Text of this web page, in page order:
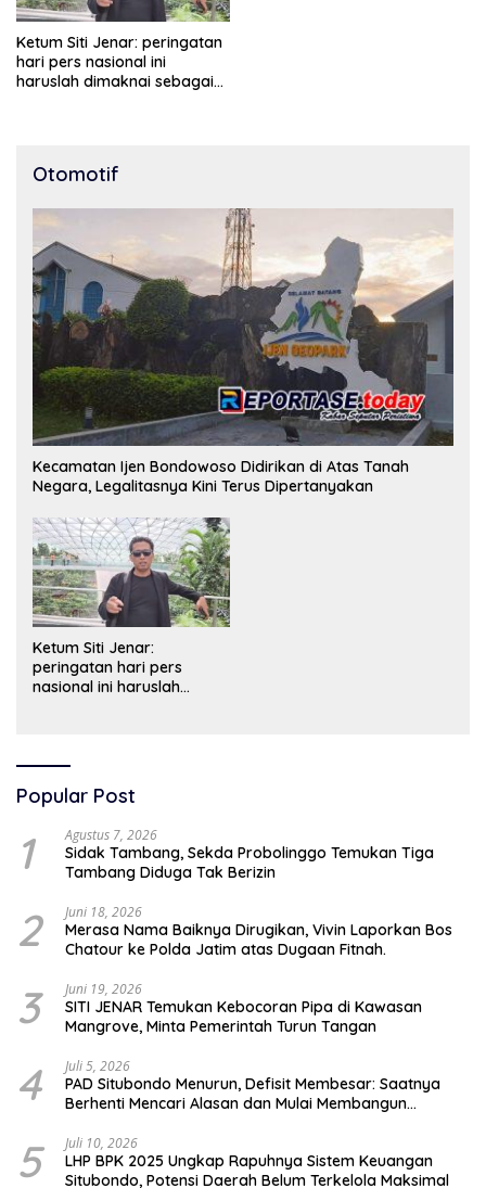
Ketum Siti Jenar: peringatan
hari pers nasional ini
haruslah dimaknai sebagai
Indonesia.
Otomotif
Kecamatan Ijen Bondowoso Didirikan di Atas Tanah
Negara, Legalitasnya Kini Terus Dipertanyakan
Ketum Siti Jenar:
peringatan hari pers
nasional ini haruslah
bangsa dan menjaga
demokrasi Indonesia.
Popular Post
1 Agustus 7, 2026
Sidak Tambang, Sekda Probolinggo Temukan Tiga
Tambang Diduga Tak Berizin
2 Juni 18, 2026
Merasa Nama Baiknya Dirugikan, Vivin Laporkan Bos
Chatour ke Polda Jatim atas Dugaan Fitnah.
3 Juni 19, 2026
SITI JENAR Temukan Kebocoran Pipa di Kawasan
Mangrove, Minta Pemerintah Turun Tangan
4 Juli 5, 2026
PAD Situbondo Menurun, Defisit Membesar: Saatnya
Berhenti Mencari Alasan dan Mulai Membangun
5 Juli 10, 2026
LHP BPK 2025 Ungkap Rapuhnya Sistem Keuangan
Situbondo, Potensi Daerah Belum Terkelola Maksimal